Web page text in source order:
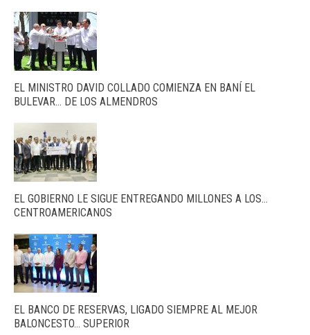
EL MINISTRO DAVID COLLADO COMIENZA EN BANÍ EL
BULEVAR… DE LOS ALMENDROS
EL GOBIERNO LE SIGUE ENTREGANDO MILLONES A LOS…
CENTROAMERICANOS
EL BANCO DE RESERVAS, LIGADO SIEMPRE AL MEJOR
BALONCESTO… SUPERIOR